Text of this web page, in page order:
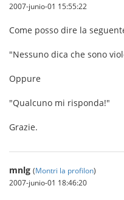
2007-junio-01 15:55:22
Come posso dire la
"Nessuno dica che sono
Oppure
"Qualcuno mi risponda!"
Grazie.
mnlg (Montri la profilon)
2007-junio-01 18:46:20